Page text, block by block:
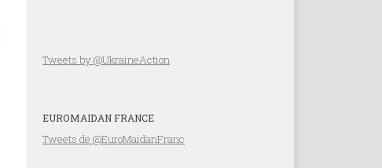
Tweets by @UkraineAction
EUROMAIDAN FRANCE
Tweets de @EuroMaidanFranc